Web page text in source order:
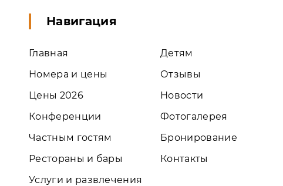
Навигация
Главная
Номера и цены
Цены 2026
Конференции
Частным гостям
Рестораны и бары
Услуги и развлечения
Детям
Отзывы
Новости
Фотогалерея
Бронирование
Контакты